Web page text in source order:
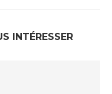
INTÉRESSER